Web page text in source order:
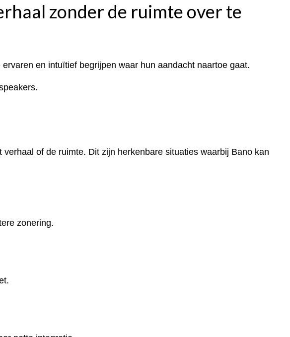
zonder de ruimte over te
en intuïtief begrijpen waar hun aandacht naartoe gaat.
of de ruimte. Dit zijn herkenbare situaties waarbij Bano kan
zonering.